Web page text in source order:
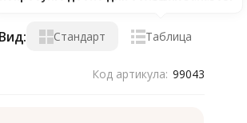
Вид: Стандарт Таблица
Код артикула: 99043